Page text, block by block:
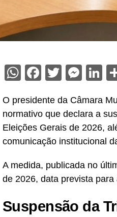
WhatsApp
Facebook
Twitter
O presidente da Câmara
normativo que declara a
Eleições Gerais de 2026,
comunicação institucional
A medida, publicada no
de 2026, data prevista
Suspensão da